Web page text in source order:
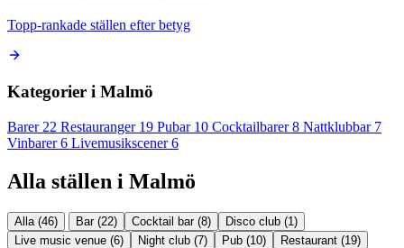
Topp-rankade ställen efter betyg
Kategorier i Malmö
Barer 22 Restauranger 19 Pubar 10 Cocktailbarer8 Nattklubbar 7
Vinbarer6 Livemusikscener6
Alla ställen i Malmö
Alla (46) Bar (22) Cocktail bar (8)
Disco club (1)
Live music venue (6)
Night club (7) Pub (10) Restaurant (19)